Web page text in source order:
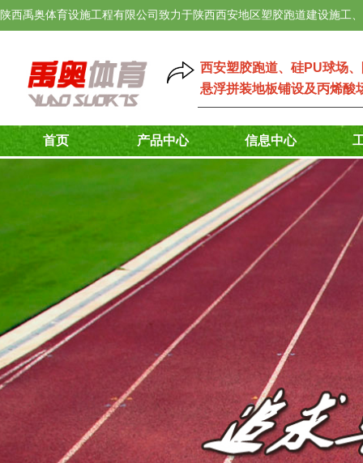
西安塑胶跑道、 硅PU球场、
悬浮拼装地板铺设及丙烯酸
陕西禹奥体育设施工程有限公司致力于陕西西安地区塑胶跑道建设施工
首页 产品中心 信息中心